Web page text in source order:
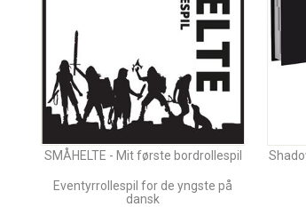
SMÅHELTE - Mit første bordrollespil
Eventyrrollespil for de yngste på
dansk